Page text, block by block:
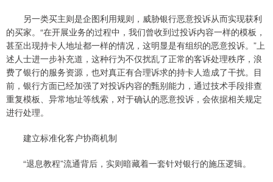
另一类买主则是企图利用规则，威胁银行恶意投诉从而实现获利
的买家。“在开展业务的过程中，我们曾收到过投诉内容一样的模板，
甚至出现持卡人地址都一样的情况，这明显是有组织的恶意投诉。”上
述人士进一步补充道，这种行为不仅扰乱了正常的客诉处理秩序，浪
费了银行的服务资源，也对真正有合理诉求的持卡人造成了干扰。目
前，银行方面已经加强了对投诉内容的甄别能力，通过技术手段排查
重复模板、异常地址等线索，对于确认的恶意投诉，会依据相关规定
进行处理。
建立标准化客户协商机制
“退息教程”流通背后，实则暗藏着一套针对银行的施压逻辑。